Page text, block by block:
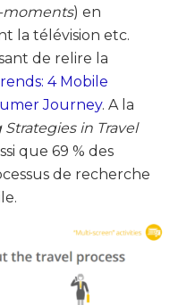
moments) en
la télévision etc.
de relire la
4 Mobile
Journey. A la
in Travel
que 69 % des
de recherche